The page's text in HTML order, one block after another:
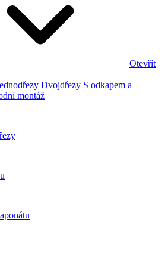
Otevřít
Dvojdřezy S odkapem a
montáž